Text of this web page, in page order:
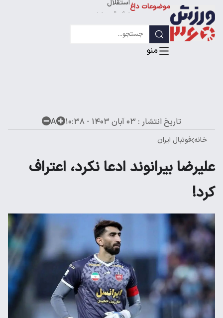
موضوعات داغاستقلال
تاریخ انتشار : ۰۳ آبان ۱۴۰۳ - ۱۰:۳۸ A
خانه فوتبال ایران
علیرضا بیرانوند ادعا نکرد، اعتراف
کرد!